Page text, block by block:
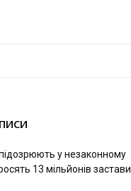
у незаконному
13 мільйонів застави